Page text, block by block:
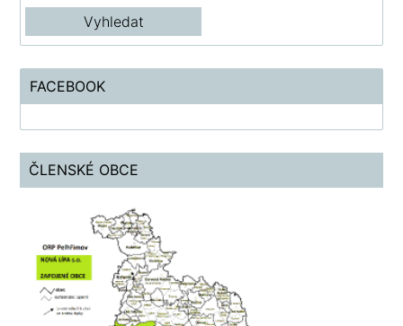
FACEBOOK
ČLENSKÉ OBCE